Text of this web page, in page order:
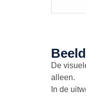
De
alleen.
In de